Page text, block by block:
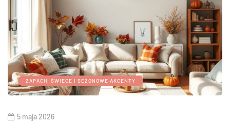
ZAPACH, ŚWIECE I SEZONOWE AKCENTY
5 maja 2026